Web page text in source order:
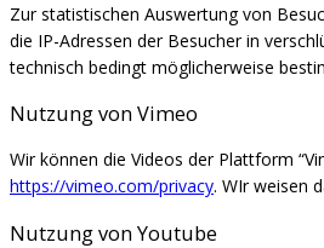
Zur statistischen Auswertung von
die IP-Adressen der Besucher in
technisch bedingt möglicherweise
Nutzung von Vimeo
Wir können die Videos der Plattform
https://vimeo.com/privacy. WIr weisen
Nutzung von Youtube